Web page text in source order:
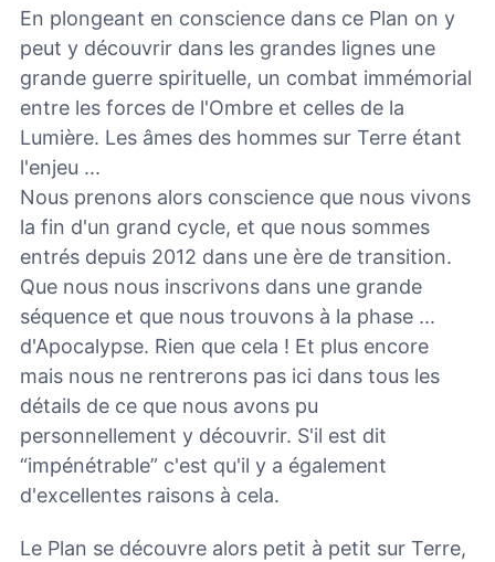
En plongeant en conscience dans ce Plan on y
peut y découvrir dans les grandes lignes une
grande guerre spirituelle, un combat immémorial
entre les forces de l'Ombre et celles de la
Lumière. Les âmes des hommes sur Terre étant
l'enjeu ...
Nous prenons alors conscience que nous vivons
la fin d'un grand cycle, et que nous sommes
entrés depuis 2012 dans une ère de transition.
Que nous nous inscrivons dans une grande
séquence et que nous trouvons à la phase ...
d'Apocalypse. Rien que cela ! Et plus encore
mais nous ne rentrerons pas ici dans tous les
détails de ce que nous avons pu
personnellement y découvrir. S'il est dit
“impénétrable” c'est qu'il y a également
d'excellentes raisons à cela.
Le Plan se découvre alors petit à petit sur Terre,